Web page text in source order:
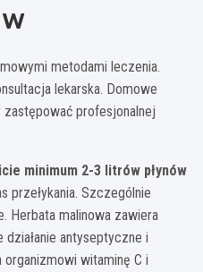
metodami leczenia.
lekarska. Domowe
profesjonalnej
minimum 2-3 litrów płynów
przełykania. Szczególnie
Herbata malinowa zawiera
antyseptyczne i
witaminę C i